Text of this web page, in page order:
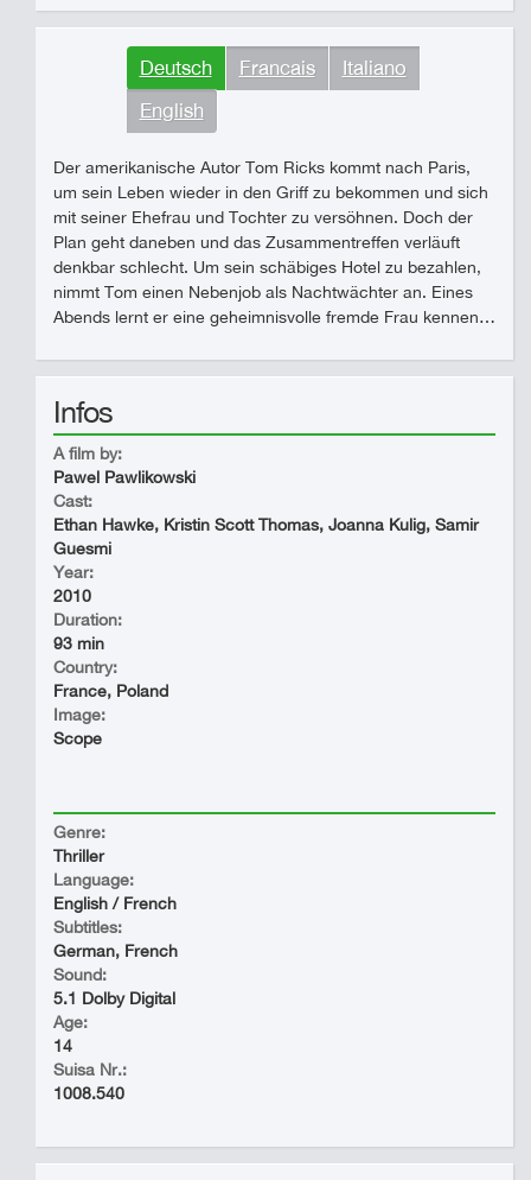
Deutsch Francais
Italiano
English
Der amerikanische Autor Tom Ricks kommt nach Paris,
um sein Leben wieder in den Griff zu bekommen und sich
mit seiner Ehefrau und Tochter zu versöhnen. Doch der
Plan geht daneben und das Zusammentreffen verläuft
denkbar schlecht. Um sein schäbiges Hotel zu bezahlen,
nimmt Tom einen Nebenjob als Nachtwächter an. Eines
Abends lernt er eine geheimnisvolle fremde Frau kennen…
Infos
A film by:
Pawel Pawlikowski
Cast:
Ethan Hawke, Kristin Scott Thomas, Joanna Kulig, Samir
Guesmi
Year:
2010
Duration:
93 min
Country:
France, Poland
Image:
Scope
Genre:
Thriller
Language:
English / French
Subtitles:
German, French
Sound:
5.1 Dolby Digital
Age:
14
Suisa Nr.:
1008.540